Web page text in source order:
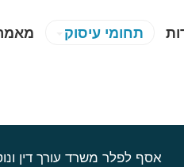
תחומי עיסוק
אסף לפלר משרד עורך דין